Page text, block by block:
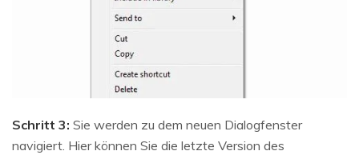
Schritt 3: Sie werden zu dem neuen Dialogfenster
navigiert. Hier können Sie die letzte Version des